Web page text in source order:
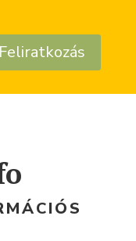
Feliratkozás